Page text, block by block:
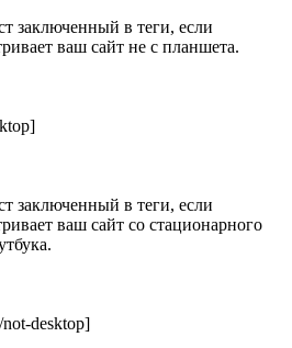
заключенный в теги, если
ваш сайт не с планшета.
заключенный в теги, если
ваш сайт со стационарного
desktop]